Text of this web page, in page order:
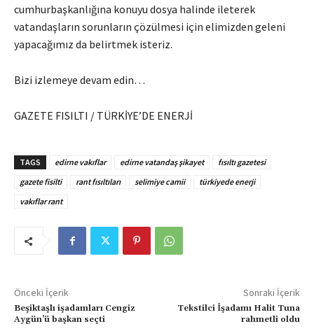
cumhurbaşkanlığına konuyu dosya halinde ileterek
vatandaşların sorunların çözülmesi için elimizden geleni
yapacağımız da belirtmek isteriz.
Bizi izlemeye devam edin…
GAZETE FISILTI / TÜRKİYE’DE ENERJİ
TAGS edirne vakıflar edirne vatandaş şikayet
fısıltı gazetesi
gazete fisilti
rant fısıltıları selimiye camii
türkiyede enerji
vakıflar rant
Önceki İçerik
Beşiktaşlı işadamları Cengiz
Aygün’ü başkan seçti
Sonraki İçerik
Tekstilci İşadamı Halit Tuna
rahmetli oldu